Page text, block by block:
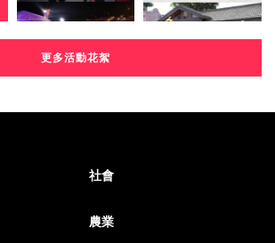
更多活動花絮
社會
農業